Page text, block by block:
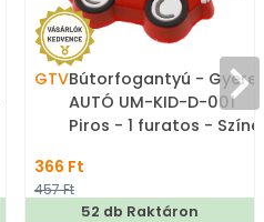
GTVBútorfogantyú -
AUTÓ UM-KID-D-001
Piros - 1 furatos -
gyerekbútor fogantyú
366 Ft
457 Ft
52 db Raktáron